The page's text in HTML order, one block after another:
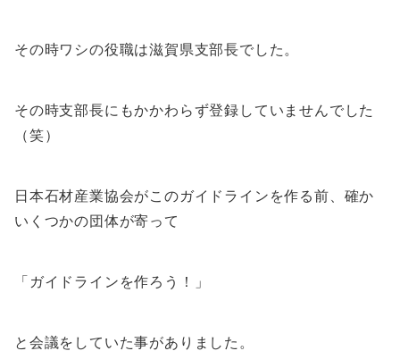
その時ワシの役職は滋賀県支部長でした。
その時支部長にもかかわらず登録していませんでした
（笑）
日本石材産業協会がこのガイドラインを作る前、確か
いくつかの団体が寄って
「ガイドラインを作ろう！」
と会議をしていた事がありました。